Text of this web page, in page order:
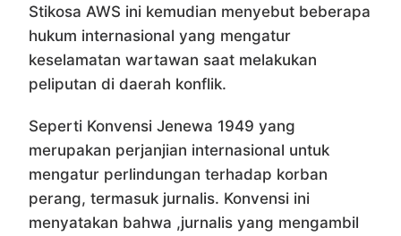
Stikosa AWS ini kemudian menyebut beberapa
hukum internasional yang mengatur
keselamatan wartawan saat melakukan
peliputan di daerah konflik.
Seperti Konvensi Jenewa 1949 yang
merupakan perjanjian internasional untuk
mengatur perlindungan terhadap korban
perang, termasuk jurnalis. Konvensi ini
menyatakan bahwa ,jurnalis yang mengambil